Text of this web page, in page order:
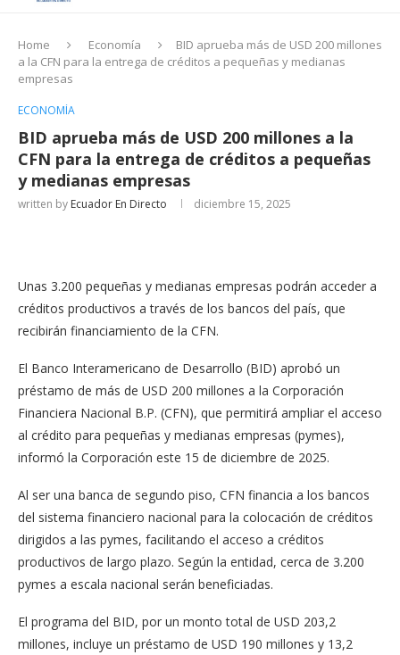
Home Economía
BID aprueba más de USD 200 millones
a la CFN para la entrega de créditos a pequeñas y medianas
empresas
ECONOMÍA
BID aprueba más de USD 200 millones a la
CFN para la entrega de créditos a pequeñas
y medianas empresas
written by Ecuador En Directo diciembre 15, 2025
Unas 3.200 pequeñas y medianas empresas podrán acceder a
créditos productivos a través de los bancos del país, que
recibirán financiamiento de la CFN.
El Banco Interamericano de Desarrollo (BID) aprobó un
préstamo de más de USD 200 millones a la Corporación
Financiera Nacional B.P. (CFN), que permitirá ampliar el acceso
al crédito para pequeñas y medianas empresas (pymes),
informó la Corporación este 15 de diciembre de 2025.
Al ser una banca de segundo piso, CFN financia a los bancos
del sistema financiero nacional para la colocación de créditos
dirigidos a las pymes, facilitando el acceso a créditos
productivos de largo plazo. Según la entidad, cerca de 3.200
pymes a escala nacional serán beneficiadas.
El programa del BID, por un monto total de USD 203,2
millones, incluye un préstamo de USD 190 millones y 13,2